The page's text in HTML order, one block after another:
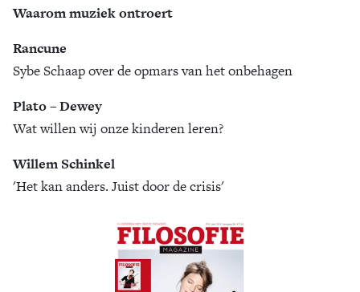
Waarom muziek ontroert
Rancune
Sybe Schaap over de opmars van het onbehagen
Plato – Dewey
Wat willen wij onze kinderen leren?
Willem Schinkel
'Het kan anders. Juist door de crisis'